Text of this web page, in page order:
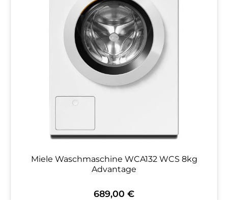
Miele Waschmaschine WCA132 WCS 8kg
Advantage
Regulärer Preis:
689,00 €